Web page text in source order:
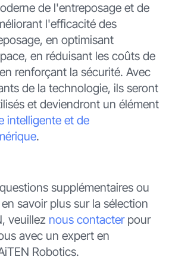
de l'entreposage et de
l'efficacité des
en optimisant
en réduisant les coûts de
renforçant la sécurité. Avec
de la technologie, ils seront
et deviendront un élément
intelligente et de
.
supplémentaires ou
savoir plus sur la sélection
veuillez nous contacterpour
avec un expert en
Robotics.